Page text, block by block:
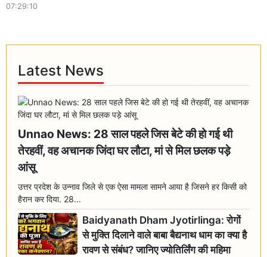
07:29:10
Latest News
Unnao News: 28 साल पहले जिस बेटे की हो गई थी
तेरहवीं, वह अचानक जिंदा घर लौटा, मां से मिल छलक पड़े
आंसू
उत्तर प्रदेश के उन्नाव जिले से एक ऐसा मामला सामने आया है जिसने हर किसी को
हैरान कर दिया. 28...
Baidyanath Dham Jyotirlinga: रोगों
से मुक्ति दिलाने वाले बाबा बैद्यनाथ धाम का क्या है
रावण से संबंध? जानिए ज्योतिर्लिंग की महिमा